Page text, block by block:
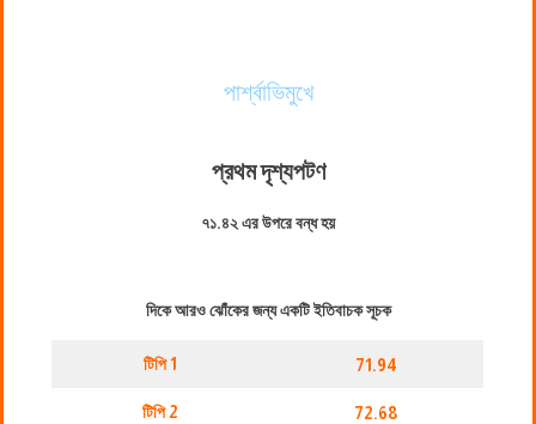
পার্শ্বাভিমুখে
প্রথম দৃশ্যপটণ
৭১.৪২ এর উপরে বন্ধ হয়
দিকে আরও ঝোঁকের জন্য একটি ইতিবাচক সূচক
টিপি 1 71.94
টিপি 2 72.68